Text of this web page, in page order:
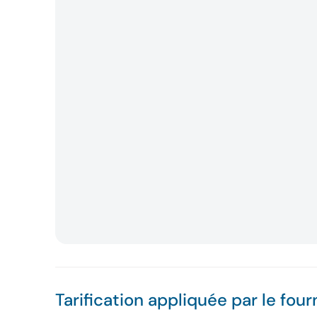
Tarification appliquée par le